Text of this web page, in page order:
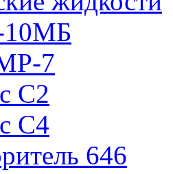
10МБ
7
С2
С4
646